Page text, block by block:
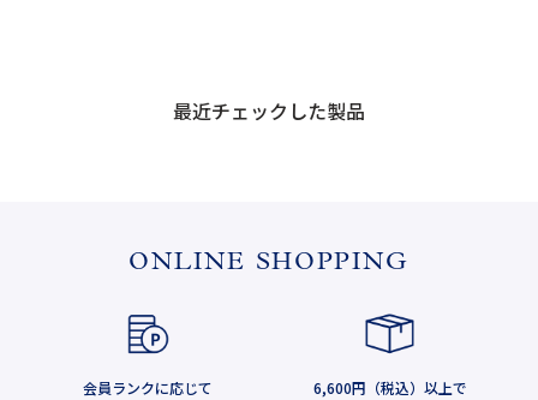
最近チェックした製品
ONLINE SHOPPING
会員ランクに応じて
6,600円（税込）以上で